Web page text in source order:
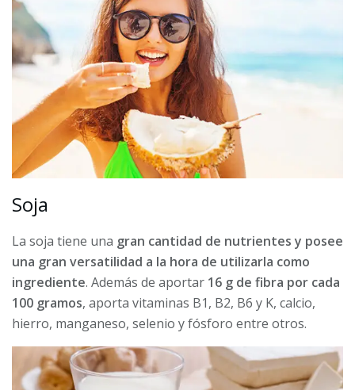
Soja
La soja tiene una gran cantidad de nutrientes y posee
una gran versatilidad a la hora de utilizarla como
ingrediente. Además de aportar 16 g de fibra por cada
100 gramos, aporta vitaminas B1, B2, B6 y K, calcio,
hierro, manganeso, selenio y fósforo entre otros.